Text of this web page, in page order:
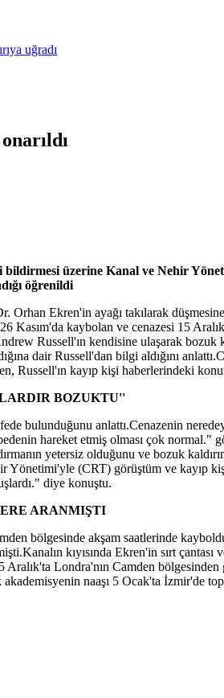
uğradı
üzerine Kanal ve Nehir
öğrenildi
Ekren'in ayağı takılarak
kaybolan ve cenazesi 15
Russell'ın kendisine ulaşarak bozuk
dair Russell'dan bilgi aldığını
Russell'ın kayıp kişi haberlerindeki
BOZUKTU''
bulunduğunu anlattı.Cenazenin
hareket etmiş olması çok normal."
yetersiz olduğunu ve bozuk
(CRT) görüştüm ve kayıp
diye konuştu.
ARANMIŞTI
bölgesinde akşam saatlerinde
kıyısında Ekren'in sırt çantası
Londra'nın Camden
naaşı 5 Ocak'ta İzmir'de